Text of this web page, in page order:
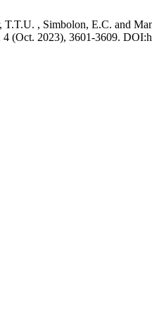
, Simbolon, E.C. and
4 (Oct. 2023), 3601-3609.